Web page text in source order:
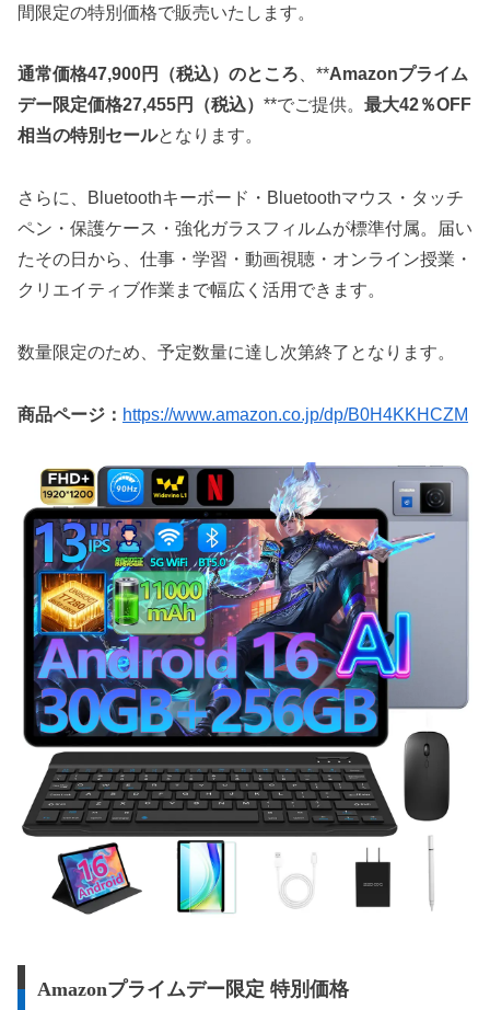
間限定の特別価格で販売いたします。
通常価格47,900円（税込）のところ 、**Amazonプライム
デー限定価格27,455円（税込） **でご提供。 最大42％OFF
相当の特別セールとなります。
さらに、Bluetoothキーボード・Bluetoothマウス・タッチ
ペン・保護ケース・強化ガラスフィルムが標準付属。届い
たその日から、仕事・学習・動画視聴・オンライン授業・
クリエイティブ作業まで幅広く活用できます。
数量限定のため、予定数量に達し次第終了となります。
商品ページ： https://www.amazon.co.jp/dp/B0H4KKHCZM
Amazonプライムデー限定 特別価格